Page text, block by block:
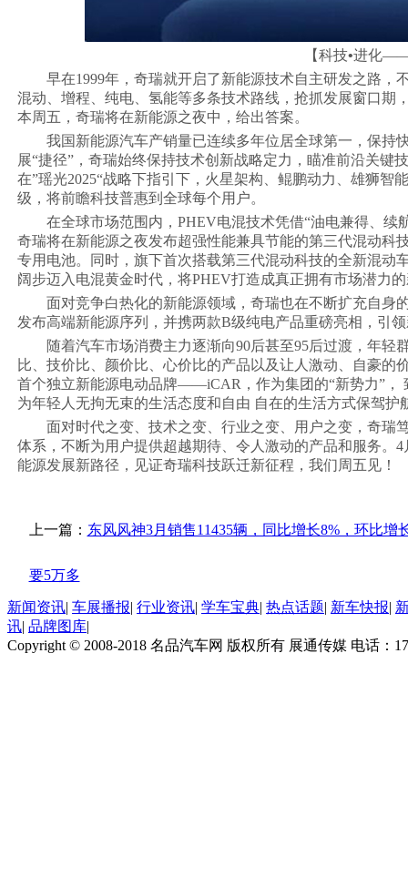
【科技•进化
早在1999年，奇瑞就开启了新能源技术自主研发之路，
混动、增程、纯电、氢能等多条技术路线，抢抓发展窗口期
本周五，奇瑞将在新能源之夜中，给出答案。
我国新能源汽车产销量已连续多年位居全球第一，保持
展“捷径”，奇瑞始终保持技术创新战略定力，瞄准前沿关
在”瑶光2025“战略下指引下，火星架构、鲲鹏动力、雄狮智
级，将前瞻科技普惠到全球每个用户。
在全球市场范围内，PHEV电混技术凭借“油电兼得、
奇瑞将在新能源之夜发布超强性能兼具节能的第三代混动科
专用电池。同时，旗下首次搭载第三代混动科技的全新混
阔步迈入电混黄金时代，将PHEV打造成真正拥有市场潜力
面对竞争白热化的新能源领域，奇瑞也在不断扩充自身
发布高端新能源序列，并携两款B级纯电产品重磅亮相，引
随着汽车市场消费主力逐渐向90后甚至95后过渡，年
比、技价比、颜价比、心价比的产品以及让人激动、自豪的
首个独立新能源电动品牌——iCAR，作为集团的“新势力”，
为年轻人无拘无束的生活态度和自由 自在的生活方式保驾护
面对时代之变、技术之变、行业之变、用户之变，奇瑞
体系，不断为用户提供超越期待、令人激动的产品和服务
能源发展新路径，见证奇瑞科技跃迁新征程，我们周五见！
上一篇： 东风风神3月销售11435辆，同比增长8%，环比增
要5万多
新闻资讯| 车展播报| 行业资讯| 学车宝典| 热点话题| 新车快报|
讯| 品牌图库|
Copyright © 2008-2018 名品汽车网 版权所有 展通传媒 电话：